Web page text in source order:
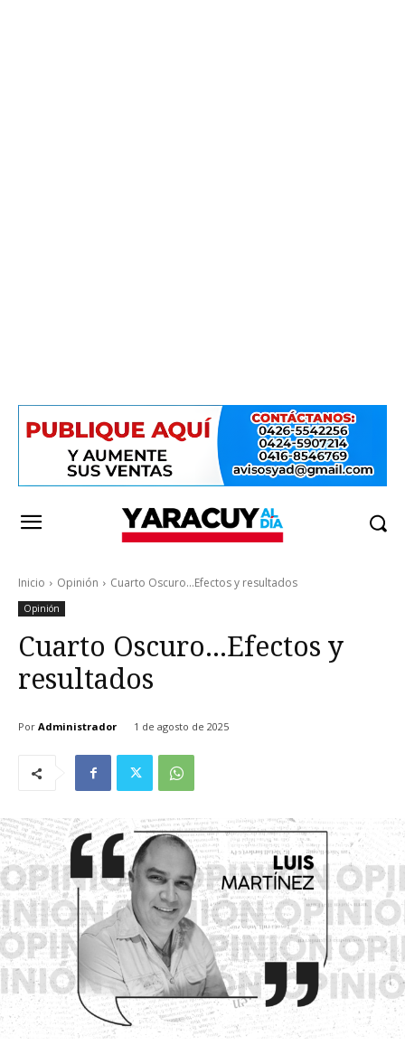
Inicio Opinión Cuarto Oscuro...Efectos y resultados
Opinión
Cuarto Oscuro…Efectos y
resultados
Por Administrador 1 de agosto de 2025